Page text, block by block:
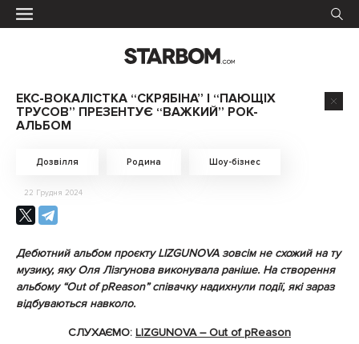
ЕКС-ВОКАЛІСТКА “СКРЯБІНА” І “ПАЮЩІХ
ТРУСОВ” ПРЕЗЕНТУЄ “ВАЖКИЙ” РОК-
АЛЬБОМ
Дозвілля Родина Шоу-бізнес
22 Грудня 2024
Дебютний альбом проєкту LIZGUNOVA зовсім не схожий на ту
музику, яку Оля Лізгунова виконувала раніше. На створення
альбому “Out of pReason” співачку надихнули події, які зараз
відбуваються навколо.
СЛУХАЄМО: LIZGUNOVA – Out of pReason